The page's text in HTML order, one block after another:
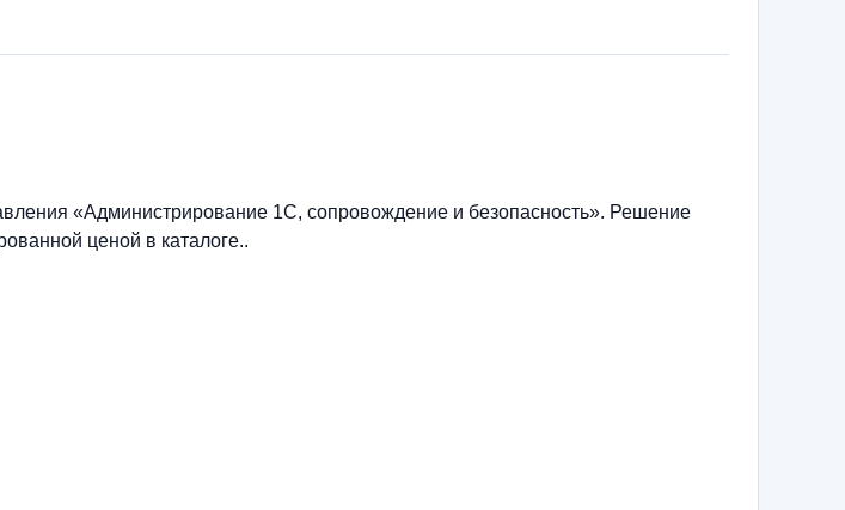
«Администрирование 1С, сопровождение и безопасность». Решение
ценой в каталоге..